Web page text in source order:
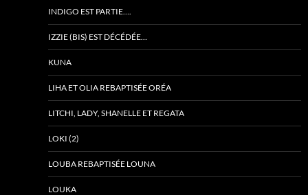
INDIGO EST PARTIE….
IZZIE (BIS) EST DÉCÉDÉE…
KUNA
LIHA ET OLIA REBAPTISÉE ORÉA
LITCHI, LADY, SHANELLE ET REGATA
LOKI (2)
LOUBA REBAPTISÉE LOUNA
LOUKA